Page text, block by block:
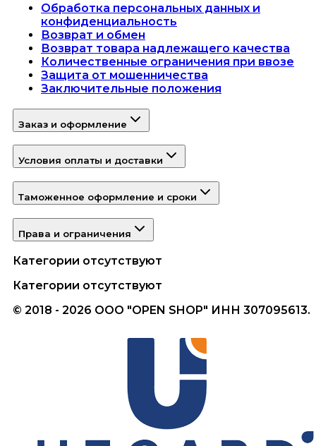
Обработка персональных данных и
конфиденциальность
Возврат и обмен
Возврат товара надлежащего качества
Количественные ограничения при ввозе
Защита от мошенничества
Заключительные положения
Заказ и оформление
Условия оплаты и доставки
Таможенное оформление и сроки
Права и ограничения
Категории отсутствуют
Категории отсутствуют
© 2018 - 2026 ООО "OPEN SHOP" ИНН 307095613.